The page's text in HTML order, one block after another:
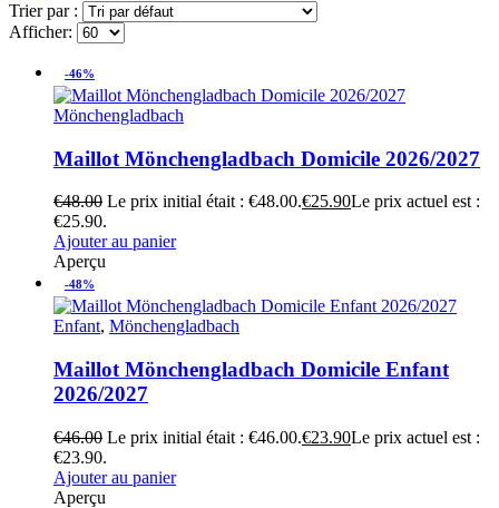
Trier par :
Afficher:
-46%
Mönchengladbach
Maillot Mönchengladbach Domicile 2026/2027
€48.00 Le prix initial était : €48.00.€25.90Le prix actuel est :
€25.90.
Ajouter au panier
Aperçu
-48%
Enfant, Mönchengladbach
Maillot Mönchengladbach Domicile Enfant
2026/2027
€46.00 Le prix initial était : €46.00.€23.90Le prix actuel est :
€23.90.
Ajouter au panier
Aperçu